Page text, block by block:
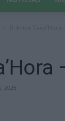
2026